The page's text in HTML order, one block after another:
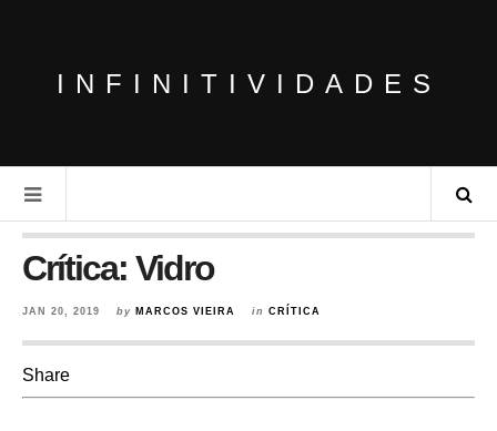
INFINITIVIDADES
Crítica: Vidro
JAN 20, 2019 by MARCOS VIEIRA in CRÍTICA
Share